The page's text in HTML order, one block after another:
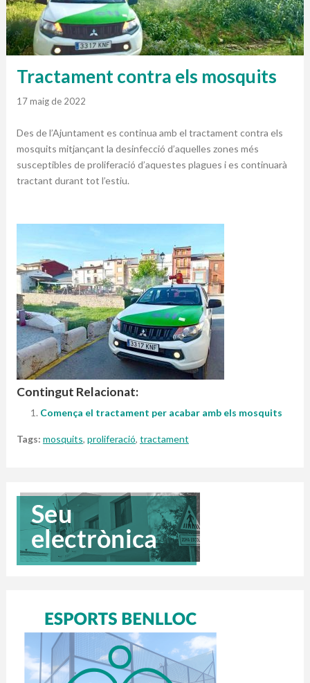
Tractament contra els mosquits
17 maig de 2022
Des de l’Ajuntament es continua amb el tractament contra els
mosquits mitjançant la desinfecció d’aquelles zones més
susceptibles de proliferació d’aquestes plagues i es continuarà
tractant durant tot l’estiu.
Contingut Relacionat:
Comença el tractament per acabar amb els mosquits
Tags: mosquits, proliferació, tractament